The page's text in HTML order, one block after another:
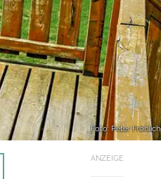
Foto: Peter Fröhlich
ANZEIGE